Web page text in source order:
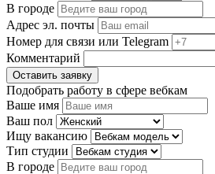
В городе
Адрес эл. почты
Номер для связи или Telegram
Комментарий
Оставить заявку
Подобрать работу в сфере вебкам
Ваше имя
Ваш пол
Ищу вакансию
Тип студии
В городе